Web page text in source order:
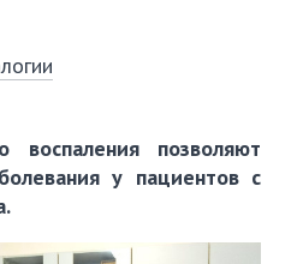
воспаления позволяют
у пациентов с